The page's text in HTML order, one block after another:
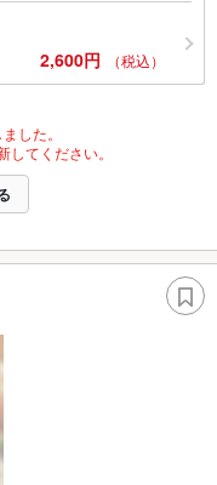
2,600円 （税込）
した。
てください。